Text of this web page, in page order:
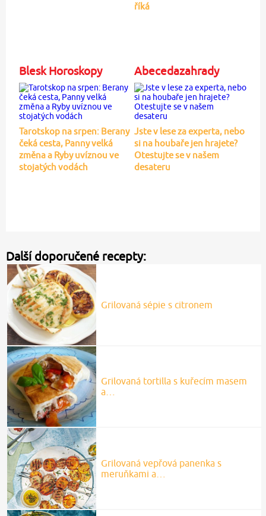
říká
Blesk Horoskopy
Tarotskop na srpen: Berany
čeká cesta, Panny velká
změna a Ryby uvíznou ve
stojatých vodách
Abecedazahrady
Jste v lese za experta, nebo
si na houbaře jen hrajete?
Otestujte se v našem
desateru
Další doporučené recepty:
Grilovaná sépie s citronem
Grilovaná tortilla s kuřecím masem
a…
Grilovaná vepřová panenka s
meruňkami a…